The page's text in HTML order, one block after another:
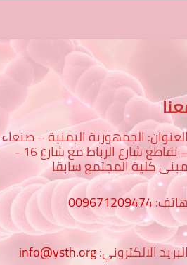
الجمهورية اليمنية – صنعاء
– تقاطع شارع الرباط مع شارع 16 -
مبنى كلية المجتمع سابقا
هاتف:009671209474
الالكتروني:info@ysth.org